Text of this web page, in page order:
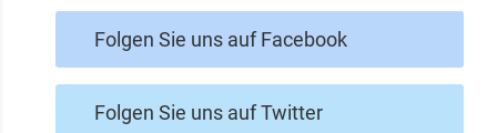
Folgen Sie uns auf Facebook
Folgen Sie uns auf Twitter